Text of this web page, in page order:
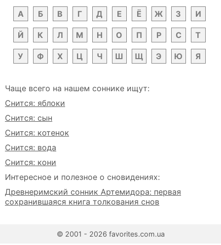
А
Б В Г Д Е Ё Ж З И
Й К Л М Н О П Р С Т
У Ф Х Ц Ч Ш Щ Э Ю Я
Чаще всего на нашем соннике ищут:
Снится: яблоки
Снится: сын
Снится: котенок
Снится: вода
Снится: кони
Интересное и полезное о сновидениях:
Древнеримский сонник Артемидора: первая
сохранившаяся книга толкования снов
© 2001 - 2026 favorites.com.ua